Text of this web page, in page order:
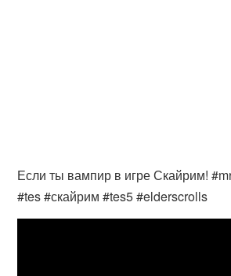
Если ты вампир в игре Скайрим!
#tes #скайрим #tes5 #elderscrolls